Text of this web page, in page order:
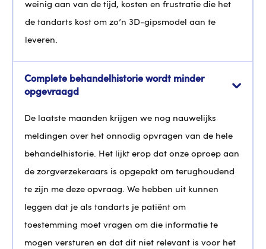
weinig aan van de tijd, kosten en frustratie die het
de tandarts kost om zo’n 3D-gipsmodel aan te
leveren.
Complete behandelhistorie wordt minder
opgevraagd
De laatste maanden krijgen we nog nauwelijks
meldingen over het onnodig opvragen van de hele
behandelhistorie. Het lijkt erop dat onze oproep aan
de zorgverzekeraars is opgepakt om terughoudend
te zijn me deze opvraag. We hebben uit kunnen
leggen dat je als tandarts je patiënt om
toestemming moet vragen om die informatie te
mogen versturen en dat dit niet relevant is voor het